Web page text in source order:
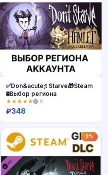
✅Don&acute;t Starve🎁Steam
🌐Выбор региона
★★★★★ 0
₽348
2%